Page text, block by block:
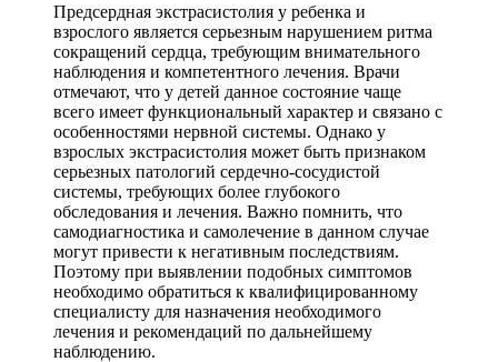
Предсердная экстрасистолия у ребенка и
взрослого является серьезным нарушением ритма
сокращений сердца, требующим внимательного
наблюдения и компетентного лечения. Врачи
отмечают, что у детей данное состояние чаще
всего имеет функциональный характер и связано с
особенностями нервной системы. Однако у
взрослых экстрасистолия может быть признаком
серьезных патологий сердечно-сосудистой
системы, требующих более глубокого
обследования и лечения. Важно помнить, что
самодиагностика и самолечение в данном случае
могут привести к негативным последствиям.
Поэтому при выявлении подобных симптомов
необходимо обратиться к квалифицированному
специалисту для назначения необходимого
лечения и рекомендаций по дальнейшему
наблюдению.